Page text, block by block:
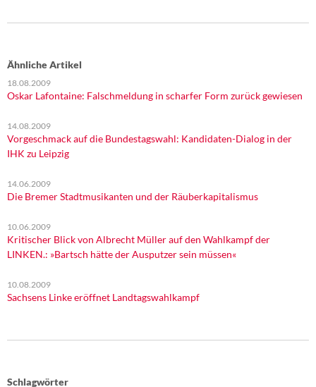
Ähnliche Artikel
18.08.2009
Oskar Lafontaine: Falschmeldung in scharfer Form zurück gewiesen
14.08.2009
Vorgeschmack auf die Bundestagswahl: Kandidaten-Dialog in der
IHK zu Leipzig
14.06.2009
Die Bremer Stadtmusikanten und der Räuberkapitalismus
10.06.2009
Kritischer Blick von Albrecht Müller auf den Wahlkampf der
LINKEN.: »Bartsch hätte der Ausputzer sein müssen«
10.08.2009
Sachsens Linke eröffnet Landtagswahlkampf
Schlagwörter